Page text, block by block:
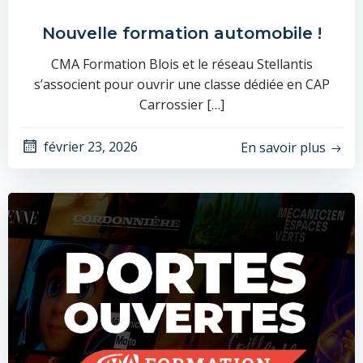
Nouvelle formation automobile !
CMA Formation Blois et le réseau Stellantis
s’associent pour ouvrir une classe dédiée en CAP
Carrossier […]
février 23, 2026 En savoir plus